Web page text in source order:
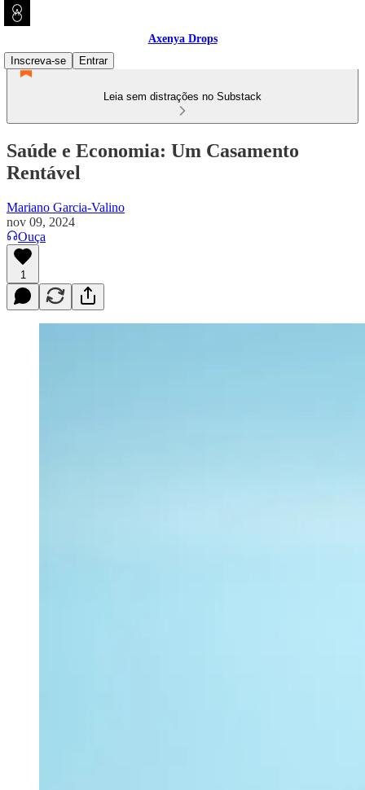
Axenya Drops
Inscreva-se
Entrar
Leia sem distrações no Substack
Saúde e Economia: Um Casamento
Rentável
Mariano Garcia-Valino
nov 09, 2024
Ouça
1